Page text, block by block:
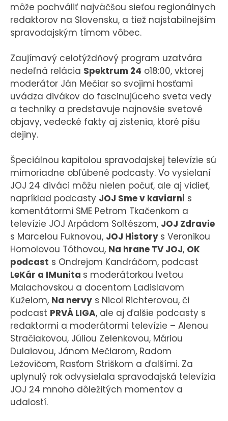
môže pochváliť najväčšou sieťou regionálnych
redaktorov na Slovensku, a tiež najstabilnejším
spravodajským tímom vôbec.
Zaujímavý celotýždňový program uzatvára
nedeľná relácia Spektrum 24 o18:00, vktorej
moderátor Ján Mečiar so svojimi hosťami
uvádza divákov do fascinujúceho sveta vedy
a techniky a predstavuje najnovšie svetové
objavy, vedecké fakty aj zistenia, ktoré píšu
dejiny.
Špeciálnou kapitolou spravodajskej televízie sú
mimoriadne obľúbené podcasty. Vo vysielaní
JOJ 24 diváci môžu nielen počuť, ale aj vidieť,
napríklad podcasty JOJ Sme v kaviarni s
komentátormi SME Petrom Tkačenkom a
televízie JOJ Arpádom Soltészom, JOJ Zdravie
s Marcelou Fuknovou, JOJ History s Veronikou
Homolovou Tóthovou, Na hrane TV JOJ, OK
podcast s Ondrejom Kandráčom, podcast
LeKár a IMunita s moderátorkou Ivetou
Malachovskou a docentom Ladislavom
Kuželom, Na nervy s Nicol Richterovou, či
podcast PRVÁ LIGA, ale aj ďalšie podcasty s
redaktormi a moderátormi televízie – Alenou
Stračiakovou, Júliou Zelenkovou, Máriou
Dulaiovou, Jánom Mečiarom, Radom
Ležovičom, Rasťom Striškom a ďalšími. Za
uplynulý rok odvysielala spravodajská televízia
JOJ 24 mnoho dôležitých momentov a
udalostí.